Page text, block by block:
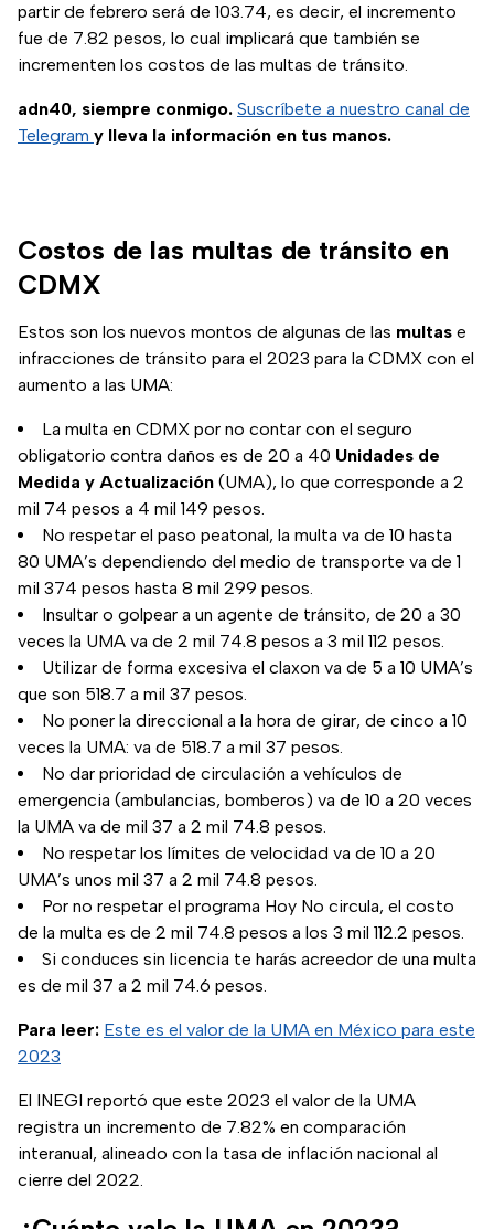
partir de febrero será de 103.74, es decir, el incremento
fue de 7.82 pesos, lo cual implicará que también se
incrementen los costos de las multas de tránsito.
adn40, siempre conmigo. Suscríbete a nuestro canal de
Telegram y lleva la información en tus manos.
Costos de las multas de tránsito en
CDMX
Estos son los nuevos montos de algunas de las multas e
infracciones de tránsito para el 2023 para la CDMX con el
aumento a las UMA:
La multa en CDMX por no contar con el seguro
obligatorio contra daños es de 20 a 40 Unidades de
Medida y Actualización (UMA), lo que corresponde a 2
mil 74 pesos a 4 mil 149 pesos.
No respetar el paso peatonal, la multa va de 10 hasta
80 UMA’s dependiendo del medio de transporte va de 1
mil 374 pesos hasta 8 mil 299 pesos.
Insultar o golpear a un agente de tránsito, de 20 a 30
veces la UMA va de 2 mil 74.8 pesos a 3 mil 112 pesos.
Utilizar de forma excesiva el claxon va de 5 a 10 UMA’s
que son 518.7 a mil 37 pesos.
No poner la direccional a la hora de girar, de cinco a 10
veces la UMA: va de 518.7 a mil 37 pesos.
No dar prioridad de circulación a vehículos de
emergencia (ambulancias, bomberos) va de 10 a 20 veces
la UMA va de mil 37 a 2 mil 74.8 pesos.
No respetar los límites de velocidad va de 10 a 20
UMA’s unos mil 37 a 2 mil 74.8 pesos.
Por no respetar el programa Hoy No circula, el costo
de la multa es de 2 mil 74.8 pesos a los 3 mil 112.2 pesos.
Si conduces sin licencia te harás acreedor de una multa
es de mil 37 a 2 mil 74.6 pesos.
Para leer: Este es el valor de la UMA en México para este
2023
El INEGI reportó que este 2023 el valor de la UMA
registra un incremento de 7.82% en comparación
interanual, alineado con la tasa de inflación nacional al
cierre del 2022.